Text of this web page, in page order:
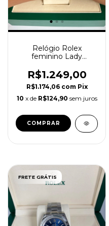
Relógio Rolex
feminino Lady
28mm
R$1.249,00
R$1.174,06 com Pix
10 x de R$124,90 sem juros
FRETE GRÁTIS